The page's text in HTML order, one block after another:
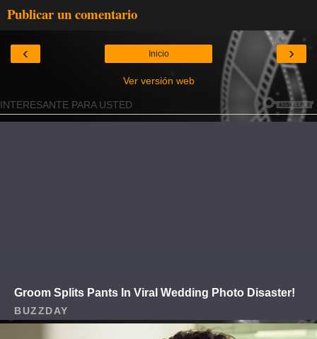
Publicar un comentario
‹ ›
Inicio
Ver versión web